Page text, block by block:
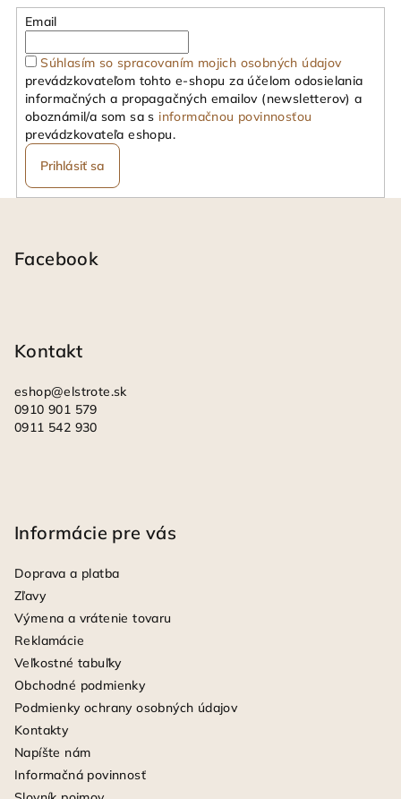
Email
Súhlasím so spracovaním mojich osobných údajov
prevádzkovateľom tohto e-shopu za účelom odosielania
informačných a propagačných emailov (newsletterov) a
oboznámil/a som sa s informačnou povinnosťou
prevádzkovateľa eshopu.
Prihlásiť sa
Facebook
Kontakt
eshop@elstrote.sk
0910 901 579
0911 542 930
Informácie pre vás
Doprava a platba
Zľavy
Výmena a vrátenie tovaru
Reklamácie
Veľkostné tabuľky
Obchodné podmienky
Podmienky ochrany osobných údajov
Kontakty
Napíšte nám
Informačná povinnosť